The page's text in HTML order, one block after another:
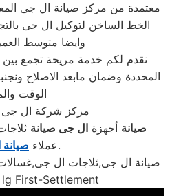
معتمدة من مركز صيانة ال جى
الخط الساخن لتوكيل ال جى بالتجمع الاول
وايضا متوسط
نقدم لكم خدمة مريحة تجمع بين
المحددة وضمان مابعد الاصلاح
الوقت
مركز شركة ال جى
صيانة أجهزة ال جى صيانة
عملاء.
صيانة ال جى,ثلاجات ال
First-Settlement